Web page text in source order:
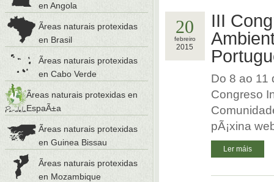
en Angola
Ãreas naturais protexidas
en Brasil
Ãreas naturais protexidas
en Cabo Verde
Ãreas naturais protexidas en
EspaÃ±a
Ãreas naturais protexidas
en Guinea Bissau
Ãreas naturais protexidas
en Mozambique
20
febreiro
2015
III
Do 8 ao 11
Congreso
pÃ¡xina
Ler máis